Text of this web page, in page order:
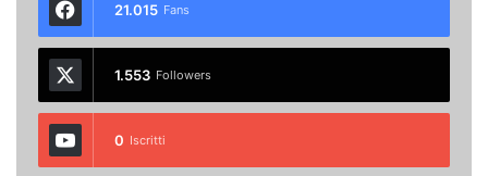
21.015 Fans
1.553 Followers
0 Iscritti